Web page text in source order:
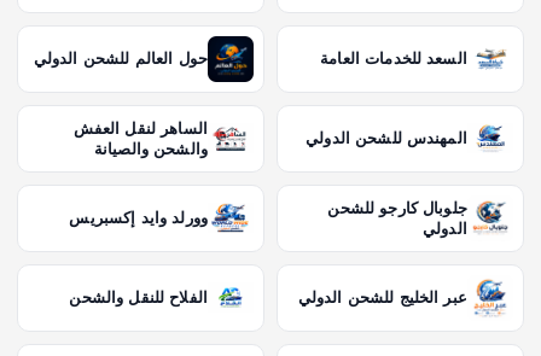
السعد للخدمات العامة حول العالم للشحن الدولي
المهندس للشحن الدولي
الساهر لنقل العفش
والشحن والصيانة
جلوبال كارجو للشحن
الدولي
وورلد وايد إكسبريس
عبر الخليج للشحن الدولي الفلاح للنقل والشحن